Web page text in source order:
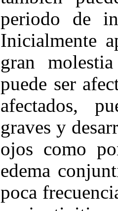
periodo de
Inicialmente
gran
puede ser
afectados,
graves y
ojos como
edema
poca